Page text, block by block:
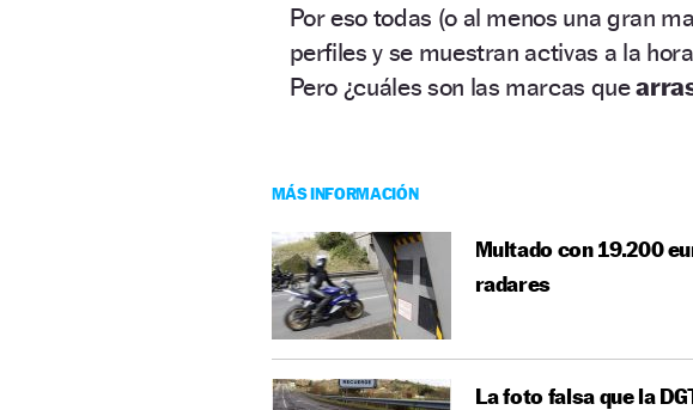
Por eso todas (o al menos una gran
perfiles y se muestran activas a la
Pero ¿cuáles son las marcas que
MÁS INFORMACIÓN
Multado con 19.200
radares
La foto falsa que la